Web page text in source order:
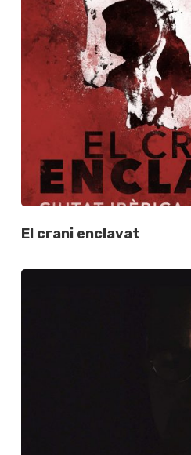
El crani enclavat